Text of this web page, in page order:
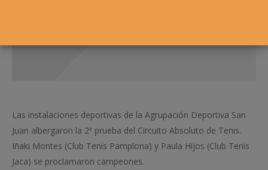
Las instalaciones deportivas de la Agrupación Deportiva San
Juan albergaron la 2ª prueba del Circuito Absoluto de Tenis.
Iñaki Montes (Club Tenis Pamplona) y Paula Hijos (Club Tenis
Jaca) se proclamaron campeones.